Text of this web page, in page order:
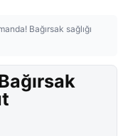
Bağırsak sağlığı